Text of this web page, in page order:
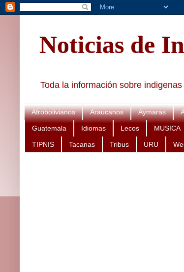
Noticias de
Toda la información sobre indigenas
Afrobolivianos Araucanos Aymaras
Guatemala Idiomas Lecos MUSICA
TIPNIS Tacanas Tribus URU